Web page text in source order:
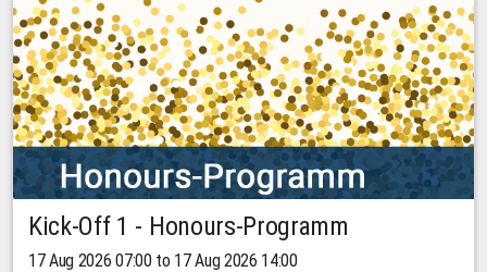
Kick-Off 1 - Honours-Programm
17 Aug 2026 07:00 to 17 Aug 2026 14:00